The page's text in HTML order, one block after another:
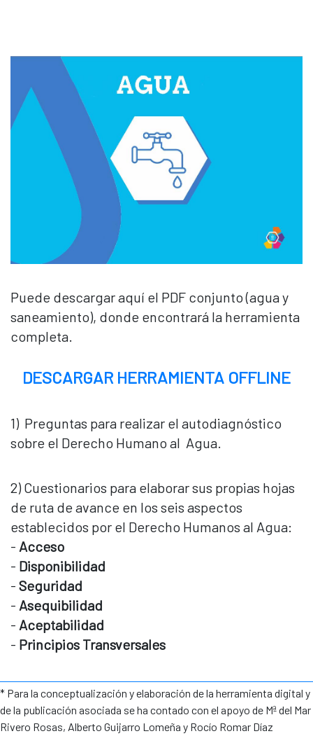
Puede descargar aquí el PDF conjunto (agua y
saneamiento), donde encontrará la herramienta
completa.
DESCARGAR HERRAMIENTA OFFLINE
1) Preguntas para realizar el autodiagnóstico
sobre el Derecho Humano al Agua.
2) Cuestionarios para elaborar sus propias hojas
de ruta de avance en los seis aspectos
establecidos por el Derecho Humanos al Agua:
- Acceso
- Disponibilidad
- Seguridad
- Asequibilidad
- Aceptabilidad
- Principios Transversales
* Para la conceptualización y elaboración de la herramienta digital y
de la publicación asociada se ha contado con el apoyo de Mª del Mar
Rivero Rosas, Alberto Guijarro Lomeña y Rocío Romar Díaz